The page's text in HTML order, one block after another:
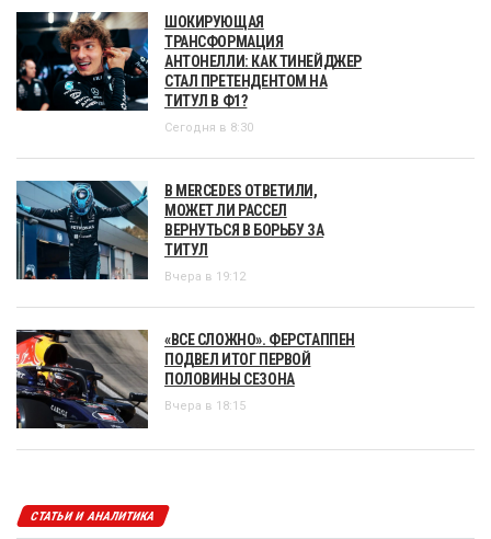
ШОКИРУЮЩАЯ
ТРАНСФОРМАЦИЯ
АНТОНЕЛЛИ: КАК ТИНЕЙДЖЕР
СТАЛ ПРЕТЕНДЕНТОМ НА
ТИТУЛ В Ф1?
Сегодня в 8:30
В MERCEDES ОТВЕТИЛИ,
МОЖЕТ ЛИ РАССЕЛ
ВЕРНУТЬСЯ В БОРЬБУ ЗА
ТИТУЛ
Вчера в 19:12
«ВСЕ СЛОЖНО». ФЕРСТАППЕН
ПОДВЕЛ ИТОГ ПЕРВОЙ
ПОЛОВИНЫ СЕЗОНА
Вчера в 18:15
СТАТЬИ И АНАЛИТИКА